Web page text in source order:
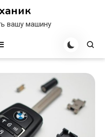
вашу машину